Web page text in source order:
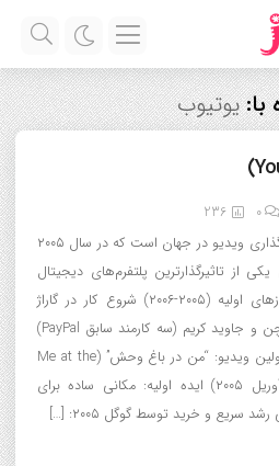
با:یوتیوب
0
236
یوتیوب بزرگترین پلتفرم اشتراک‌گذاری ویدیو در جهان است که در سال ۲۰۰۵
از تاثیرگذارترین پلتفرم‌های دیجیتال
شناخته می‌شود. تأسیس و روزهای اولیه (۲۰۰۵-۲۰۰۶) شروع کار در گاراژ
بنیانگذاران: چاد هرلی، استیو چن و جاوید کریم (سه کارمند سابق PayPal)
تاریخ تأسیس: ۱۴ فوریه ۲۰۰۵ اولین ویدیو: “من در باغ وحش” (Me at the
zoo) توسط جاوید کریم (۱۸ آوریل ۲۰۰۵) ایده اولیه: مکانی ساده برای
و خرید توسط گوگل ۲۰۰۵: […]